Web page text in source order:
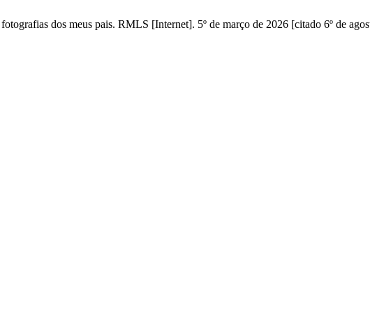
dos meus pais. RMLS [Internet]. 5º de março de 2026 [citado 6º de